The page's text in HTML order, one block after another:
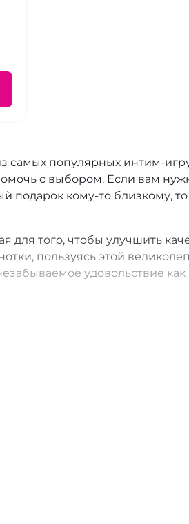
самых популярных интим-
с выбором. Если вам
подарок кому-то близкому, то
для того, чтобы улучшить
пользуясь этой
удовольствие как
содержимого.